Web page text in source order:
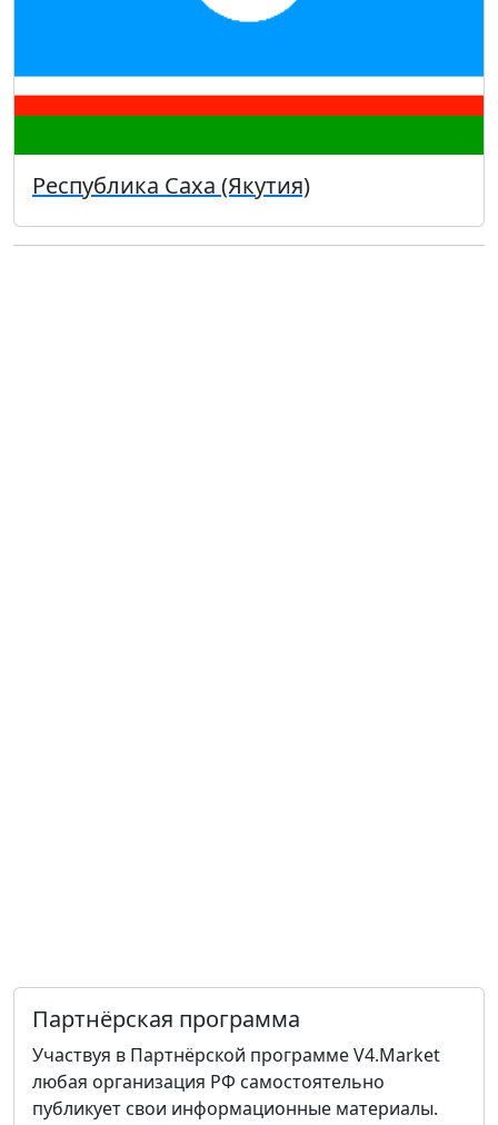
Республика Саха (Якутия)
Партнёрская программа
Участвуя в Партнёрской программе V4.Market
любая организация РФ самостоятельно
публикует свои информационные материалы.